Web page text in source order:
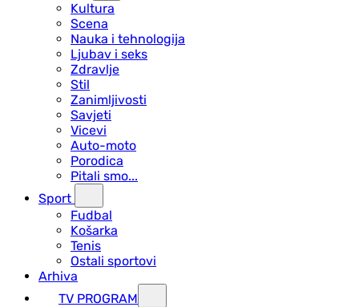
Kultura
Scena
Nauka i tehnologija
Ljubav i seks
Zdravlje
Stil
Zanimljivosti
Savjeti
Vicevi
Auto-moto
Porodica
Pitali smo...
Sport
Fudbal
Košarka
Tenis
Ostali sportovi
Arhiva
TV PROGRAM